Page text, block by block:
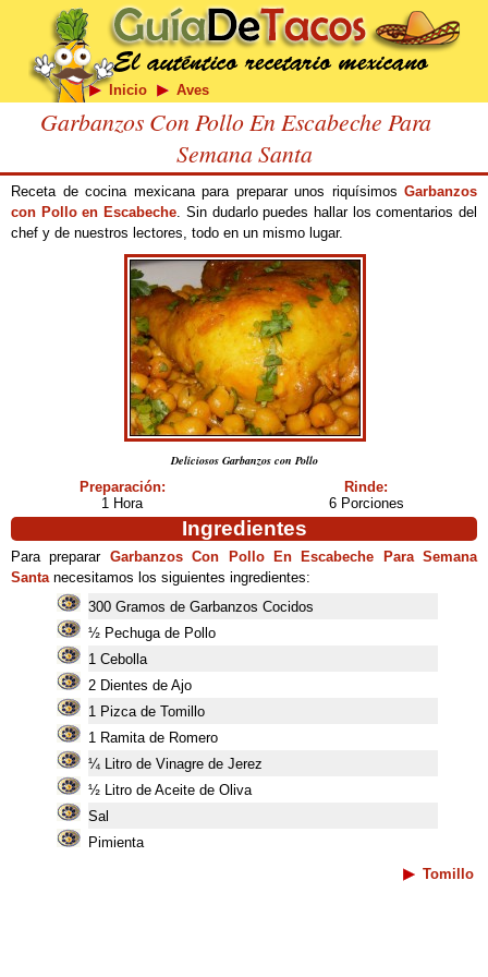
Inicio Aves
Garbanzos Con Pollo En Escabeche Para
Semana Santa
Receta de cocina mexicana para preparar unos riquísimos Garbanzos
con Pollo en Escabeche. Sin dudarlo puedes hallar los comentarios del
chef y de nuestros lectores, todo en un mismo lugar.
Deliciosos Garbanzos con Pollo
Preparación:
1 Hora
Rinde:
6 Porciones
Ingredientes
Para preparar Garbanzos Con Pollo En Escabeche Para Semana
Santanecesitamos los siguientes ingredientes:
300 Gramos de Garbanzos Cocidos
½ Pechuga de Pollo
1 Cebolla
2 Dientes de Ajo
1 Pizca de Tomillo
1 Ramita de Romero
¼ Litro de Vinagre de Jerez
½ Litro de Aceite de Oliva
Sal
Pimienta
Tomillo